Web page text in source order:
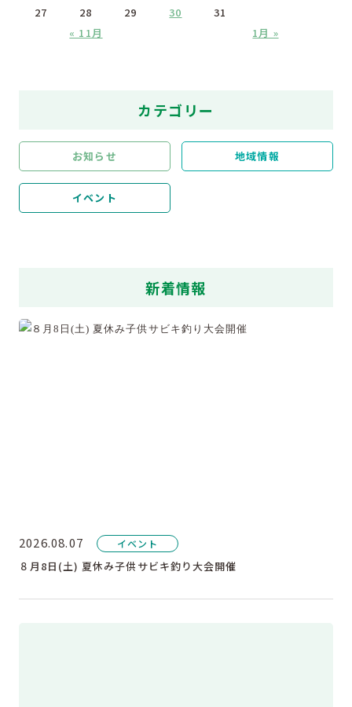
« 11月 1月 »
27
28 29 30 31
カテゴリー
お知らせ 地域情報
イベント
新着情報
2026.08.07 イベント
８月8日(土) 夏休み子供サビキ釣り大会開催